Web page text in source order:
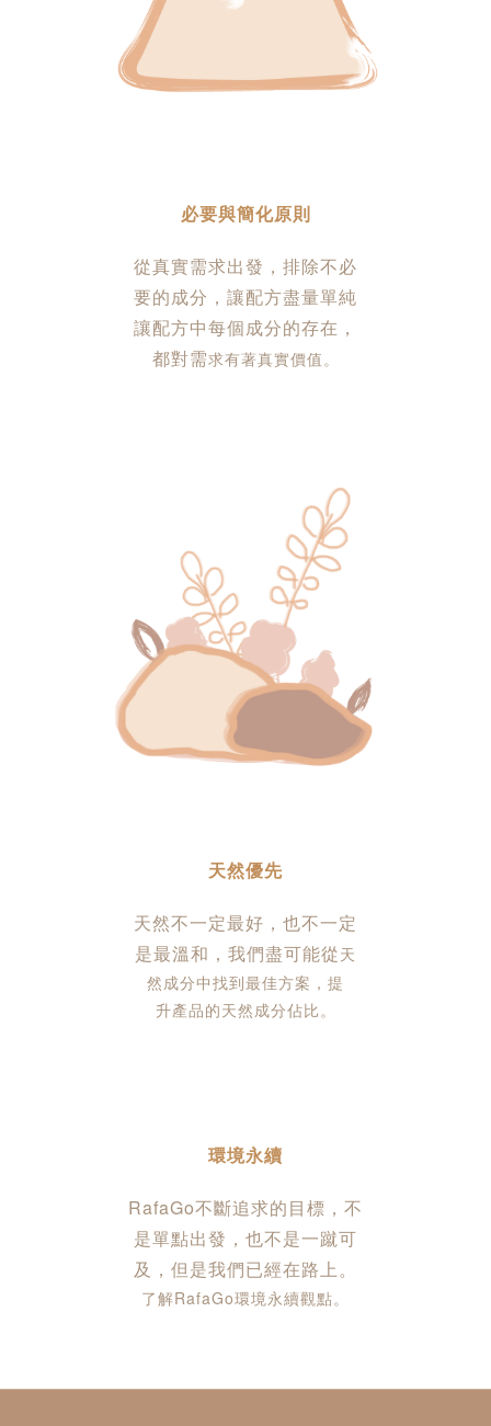
必要與簡化原則
從真實需求出發，排除不必
要的成分 ，讓配方盡量單純
讓配方中每個成分的存在，
都對需求有著真實價值。
天然優先
天然不一定最好，也不一定
是最溫和，我們盡可能從天
然成分中找到最佳方案，提
升產品的天然成分佔比。
環境永續
RafaGo不斷追求的目標，不
是單點出發，也不是一蹴可
及，但是我們已經在路上。
了解RafaGo環境永續觀點。